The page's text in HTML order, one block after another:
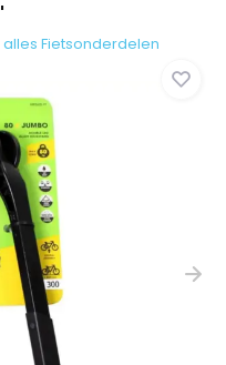
alles Fietsonderdelen